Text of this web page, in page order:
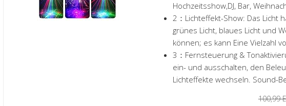
Hochzeitsshow,DJ, Bar,
2：Lichteffekt-Show: Das Licht
grünes Licht, blaues Licht und
können; es kann Eine Vielzahl
3：Fernsteuerung &
ein- und ausschalten, den
Lichteffekte wechseln. Sound-
100,99